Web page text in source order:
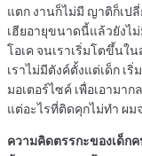
แตก งานก็ไม่มี ญาติก็เป
เฮียอายุขนาดนี้แล้วยังไ
โอเค จนเราเริ่มโตขึ้น
เราไม่มีตังค์ตั้งแต่เด็ก เริ่
มอเตอร์ไซค์ เพื่อเอามา
แต่อะไรที่ติดคุกไม่ทำ ผ
ความคิดตรรกะของเด็ก